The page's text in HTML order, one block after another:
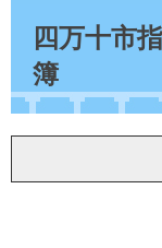
四万十市
簿